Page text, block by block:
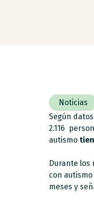
Noticias
Según
2.116
autismo
Durante los
con
meses y